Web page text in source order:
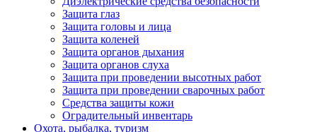
Защита глаз
Защита головы и лица
Защита коленей
Защита органов дыхания
Защита органов слуха
Защита при проведении высотных работ
Защита при проведении сварочных работ
Средства защиты кожи
Оградительный инвентарь
Охота, рыбалка, туризм